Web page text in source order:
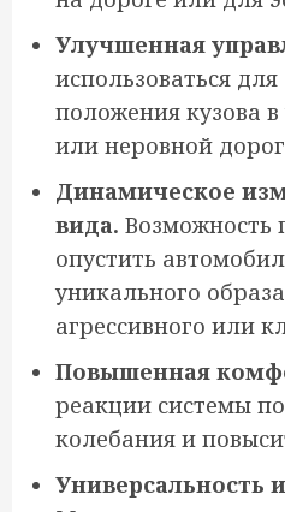
Улучшенная
использоваться
положения кузова
или неровной
Динамическое
вида. Возможность
опустить
уникального
агрессивного или
Повышенная
реакции системы
колебания и
Универсальность